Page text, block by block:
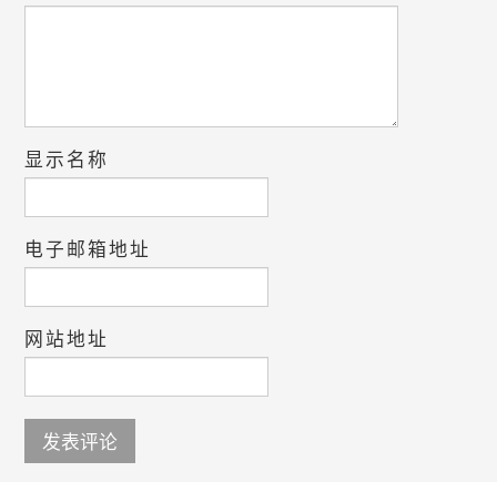
显示名称
电子邮箱地址
网站地址